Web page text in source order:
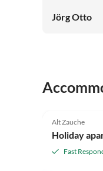
Jörg Otto
Alt Zauche
Holiday
Fast